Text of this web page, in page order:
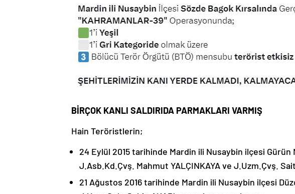
BİRÇOK KANLI SALDIRIDA PARMAKLARI VARMIŞ
Hain Teröristlerin;
24 Eylül 2015 tarihinde Mardin ili Nusaybin ilçesi Gürün
J.Asb.Kd.Çvş. Mahmut YALÇINKAYA ve J.Uzm.Çvş. Sait
21 Ağustos 2016 tarihinde Mardin ili Nusaybin ilçesi